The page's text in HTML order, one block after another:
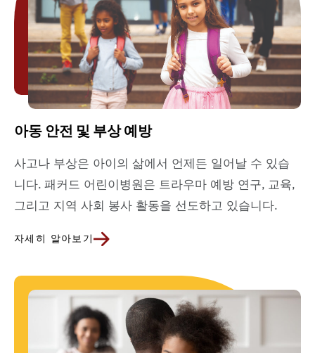
아동 안전 및 부상 예방
사고나 부상은 아이의 삶에서 언제든 일어날 수 있습
니다. 패커드 어린이병원은 트라우마 예방 연구, 교육,
그리고 지역 사회 봉사 활동을 선도하고 있습니다.
자세히 알아보기